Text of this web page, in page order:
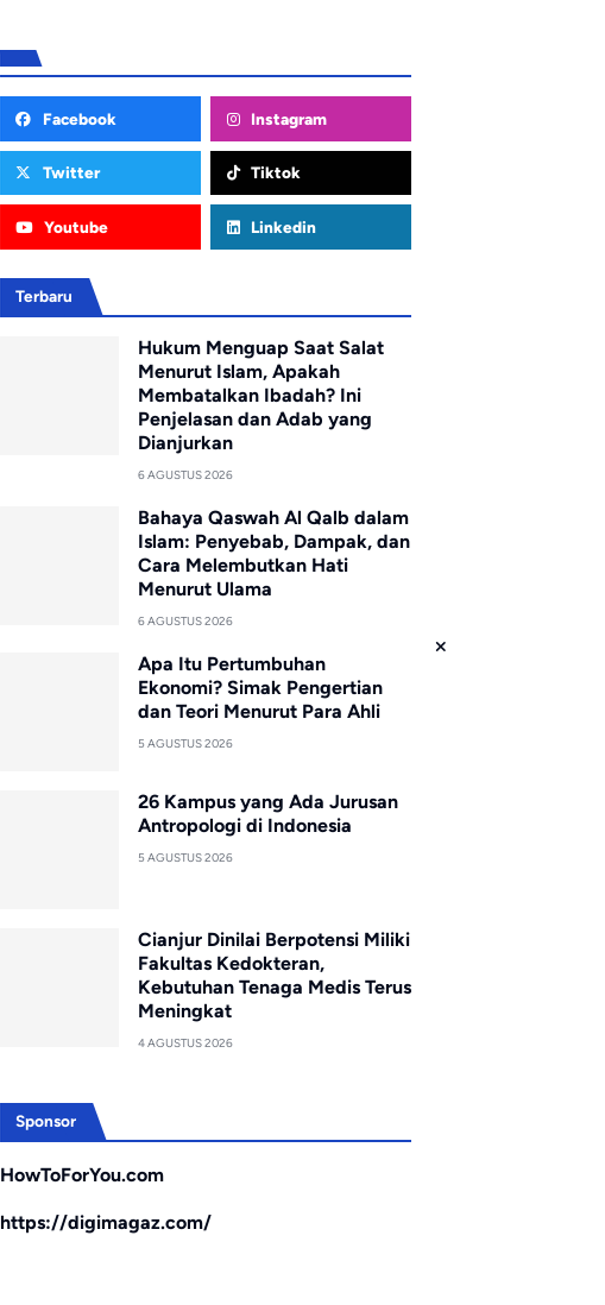
Facebook Instagram
Twitter Tiktok
Youtube Linkedin
Terbaru
Hukum Menguap Saat Salat
Menurut Islam, Apakah
Membatalkan Ibadah? Ini
Penjelasan dan Adab yang
Dianjurkan
6 AGUSTUS 2026
Bahaya Qaswah Al Qalb dalam
Islam: Penyebab, Dampak, dan
Cara Melembutkan Hati
Menurut Ulama
6 AGUSTUS 2026
Apa Itu Pertumbuhan
Ekonomi? Simak Pengertian
dan Teori Menurut Para Ahli
5 AGUSTUS 2026
26 Kampus yang Ada Jurusan
Antropologi di Indonesia
5 AGUSTUS 2026
Cianjur Dinilai Berpotensi Miliki
Fakultas Kedokteran,
Kebutuhan Tenaga Medis Terus
Meningkat
4 AGUSTUS 2026
Sponsor
HowToForYou.com
https://digimagaz.com/